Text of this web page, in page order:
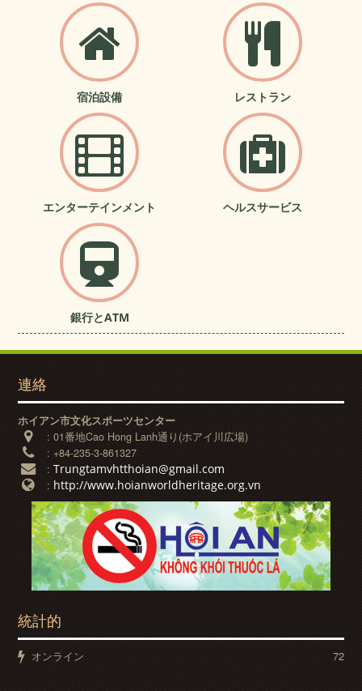
宿泊設備 レストラン
エンターテインメント ヘルスサービス
銀行とATM
連絡
ホイアン市文化スポーツセンター
:01番地Cao Hong Lanh通り(ホアイ川広場)
:+84-235-3-861327
:Trungtamvhtthoian@gmail.com
: http://www.hoianworldheritage.org.vn
統計的
オンライン 72